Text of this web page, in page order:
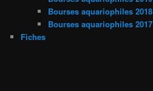
Bourses aquariophiles 2018
Bourses aquariophiles 2017
Fiches